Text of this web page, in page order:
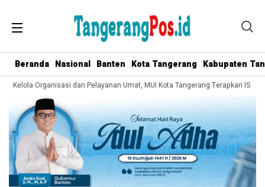
Beranda Nasional Banten Kota Tangerang Kabupaten
Kelola Organisasi dan Pelayanan Umat, MUI Kota Tangerang Terapkan ISO